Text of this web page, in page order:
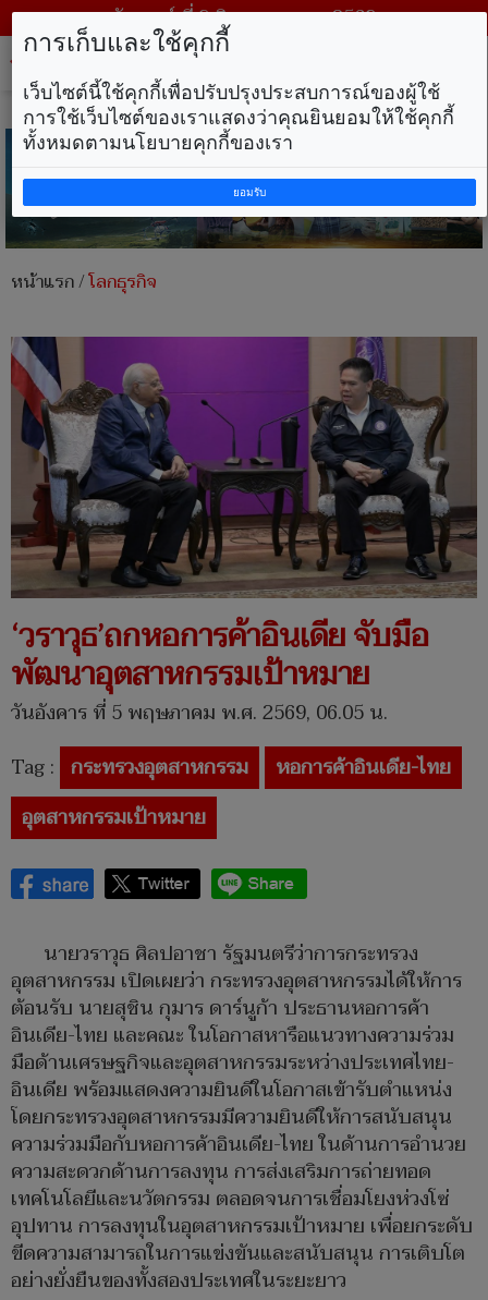
วันเสาร์ ที่ 8 สิงหาคม พ.ศ. 2569
หน้าแรก/โลกธุรกิจ
‘วราวุธ’ถกหอการค้าอินเดีย จับมือ
พัฒนาอุตสาหกรรมเป้าหมาย
วันอังคาร ที่ 5 พฤษภาคม พ.ศ. 2569, 06.05 น.
Tag : กระทรวงอุตสาหกรรม
หอการค้าอินเดีย-ไทย
อุตสาหกรรมเป้าหมาย
นายวราวุธ ศิลปอาชา รัฐมนตรีว่าการกระทรวง
อุตสาหกรรม เปิดเผยว่า กระทรวงอุตสาหกรรมได้ให้การ
ต้อนรับ นายสุชิน กุมาร ดาร์นูก้า ประธานหอการค้า
อินเดีย-ไทย และคณะ ในโอกาสหารือแนวทางความร่วม
มือด้านเศรษฐกิจและอุตสาหกรรมระหว่างประเทศไทย-
อินเดีย พร้อมแสดงความยินดีในโอกาสเข้ารับตำแหน่ง
โดยกระทรวงอุตสาหกรรมมีความยินดีให้การสนับสนุน
ความร่วมมือกับหอการค้าอินเดีย-ไทย ในด้านการอำนวย
ความสะดวกด้านการลงทุน การส่งเสริมการถ่ายทอด
เทคโนโลยีและนวัตกรรม ตลอดจนการเชื่อมโยงห่วงโซ่
อุปทาน การลงทุนในอุตสาหกรรมเป้าหมาย เพื่อยกระดับ
ขีดความสามารถในการแข่งขันและสนับสนุน การเติบโต
อย่างยั่งยืนของทั้งสองประเทศในระยะยาว
การเก็บและใช้คุกกี้
เว็บไซต์นี้ใช้คุกกี้เพื่อปรับปรุงประสบการณ์ของผู้ใช้
การใช้เว็บไซต์ของเราแสดงว่าคุณยินยอมให้ใช้คุกกี้
ทั้งหมดตามนโยบายคุกกี้ของเรา
ยอมรับ